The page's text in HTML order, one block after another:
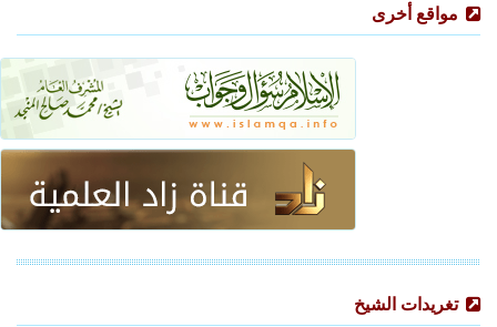
مواقع أخرى
تغريدات الشيخ